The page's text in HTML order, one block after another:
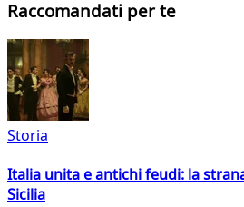
Raccomandati per te
Storia
Italia unita e antichi feudi: la
Sicilia